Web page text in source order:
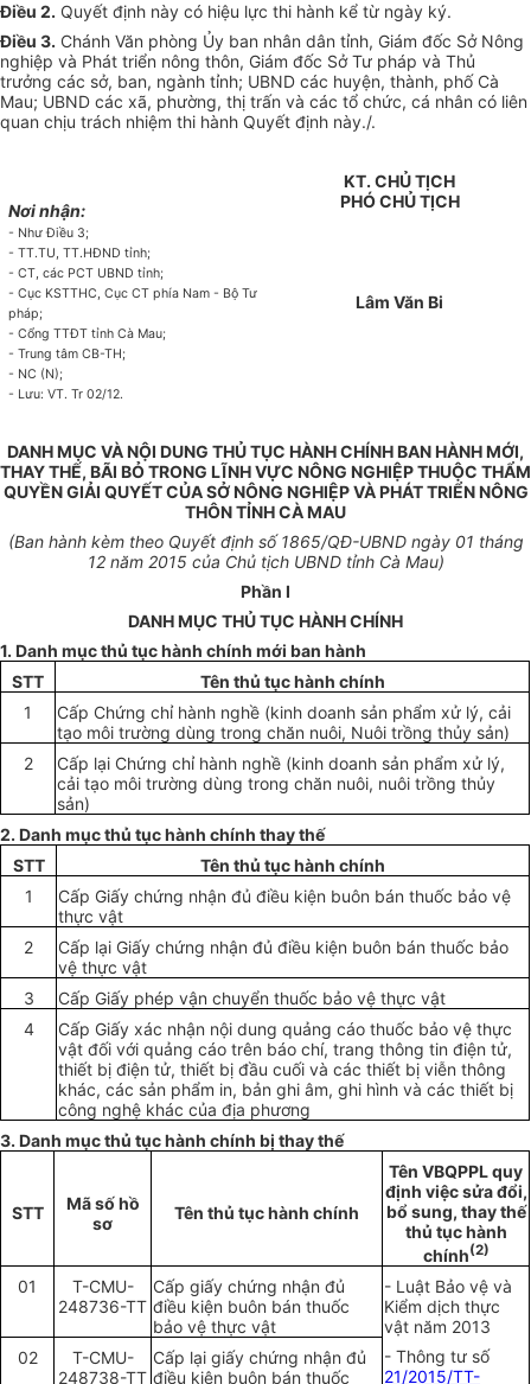
Điều 2. Quyết định này có hiệu lực thi hành kể từ ngày ký.
Điều 3. Chánh Văn phòng Ủy ban nhân dân tỉnh, Giám đốc Sở Nông
nghiệp và Phát triển nông thôn, Giám đốc Sở Tư pháp và Thủ
trưởng các sở, ban, ngành tỉnh; UBND các huyện, thành, phố Cà
Mau; UBND các xã, phường, thị trấn và các tổ chức, cá nhân có liên
quan chịu trách nhiệm thi hành Quyết định này./.
Nơi nhận:
- Như Điều 3;
- TT.TU, TT.HĐND tỉnh;
- CT, các PCT UBND tỉnh;
- Cục KSTTHC, Cục CT phía Nam - Bộ Tư
pháp;
- Cổng TTĐT tỉnh Cà Mau;
- Trung tâm CB-TH;
- NC (N);
- Lưu: VT. Tr 02/12.
KT. CHỦ TỊCH
PHÓCHỦ TỊCH
Lâm Văn Bi
DANH MỤC VÀ NỘI DUNG THỦ TỤC HÀNH CHÍNH BAN HÀNH MỚI,
THAY THẾ, BÃI BỎ TRONG LĨNH VỰC NÔNG NGHIỆP THUỘC THẨM
QUYỀN GIẢI QUYẾT CỦA SỞ NÔNG NGHIỆP VÀ PHÁT TRIỂN NÔNG
THÔN TỈNH CÀ MAU
(Ban hành kèm theo Quyết định số1865/QĐ-UBNDngày 01 tháng
12 năm 2015 của Chủ tịch UBND tỉnh Cà Mau)
Phần I
DANH MỤC THỦ TỤC HÀNH CHÍNH
1. Danh mục thủ tục hành chính mới ban hành
STT
Tên thủ tục hành chính
1
Cấp Chứng chỉ hành nghề (kinh doanh sản phẩm xử lý, cải
tạo môi trường dùng trong chăn nuôi, Nuôitrồng thủy sản)
2
Cấp lại Chứng chỉ hành nghề (kinh doanh sản phẩm xử lý,
cải tạo môi trường dùng trong chăn nuôi, nuôi trồng thủy
sản)
2. Danh mục thủ tục hành chính thay thế
STT
Tên thủ tục hành chính
1
Cấp Giấy chứng nhận đủ điều kiện buôn bán thuốc bảo vệ
thực vật
2
Cấp lại Giấy chứng nhận đủ điều kiện buôn bán thuốc bảo
vệ thực vật
3
Cấp Giấy phép vận chuyển thuốc bảo vệ thực vật
4
Cấp Giấy xác nhận nội dung quảng cáo thuốc bảo vệ thực
vật đối với quảng cáotrên báo chí, trang thông tin điện tử,
thiết bị điện tử, thiết bị đầu cuối và các thiết bị viễn thông
khác, các sản phẩm in, bản ghi âm, ghi hình và các thiết bị
công nghệ khác của địa phương
3. Danh mục thủ tục hành chính bị thay thế
STT
Mã số hồ
sơ
Tên thủ tục hành chính
Tên VBQPPL quy
định việc sửa đổi,
bổ sung, thay thế
thủ tục hành
chính(2)
01
T-CMU-
248736-TT
Cấp giấy chứng nhận đủ
điều kiện buôn bán thuốc
bảo vệ thực vật
- Luật Bảo vệvà
Kiểm dịch thực
vật năm 2013
- Thông tư số
21/2015/TT-
02
T-CMU-
248738-TT
Cấp lại giấy chứng nhận đủ
điều kiện buôn bán thuốc